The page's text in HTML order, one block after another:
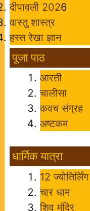
दीपावली 2026
वास्तु शास्त्र
हस्त रेखा ज्ञान
पूजा पाठ
आरती
चालीसा
कवच संग्रह
अष्टकम
धार्मिक यात्रा
12 ज्योतिर्लिंग
चार धाम
शिव मंदिर